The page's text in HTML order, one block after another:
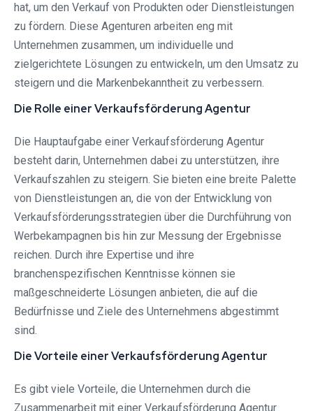
hat, um den Verkauf von Produkten oder Dienstleistungen
zu fördern. Diese Agenturen arbeiten eng mit
Unternehmen zusammen, um individuelle und
zielgerichtete Lösungen zu entwickeln, um den Umsatz zu
steigern und die Markenbekanntheit zu verbessern.
Die Rolle einer Verkaufsförderung Agentur
Die Hauptaufgabe einer Verkaufsförderung Agentur
besteht darin, Unternehmen dabei zu unterstützen, ihre
Verkaufszahlen zu steigern. Sie bieten eine breite Palette
von Dienstleistungen an, die von der Entwicklung von
Verkaufsförderungsstrategien über die Durchführung von
Werbekampagnen bis hin zur Messung der Ergebnisse
reichen. Durch ihre Expertise und ihre
branchenspezifischen Kenntnisse können sie
maßgeschneiderte Lösungen anbieten, die auf die
Bedürfnisse und Ziele des Unternehmens abgestimmt
sind.
Die Vorteile einer Verkaufsförderung Agentur
Es gibt viele Vorteile, die Unternehmen durch die
Zusammenarbeit mit einer Verkaufsförderung Agentur